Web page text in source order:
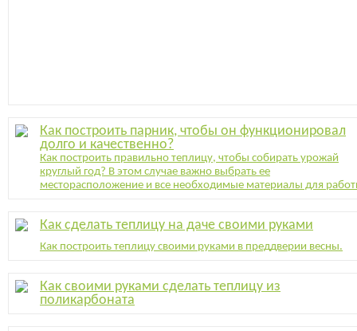
Как построить парник, чтобы он функционировал
долго и качественно?
Как построить правильно теплицу, чтобы собирать урожай
круглый год? В этом случае важно выбрать ее
месторасположение и все необходимые материалы для
Как сделать теплицу на даче своими руками
Как построить теплицу своими руками в преддверии весны.
Как своими руками сделать теплицу из
поликарбоната